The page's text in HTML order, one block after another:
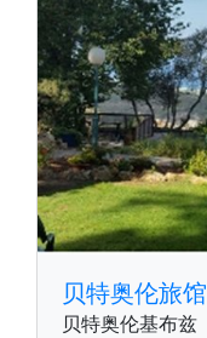
贝特奥伦旅馆
贝特奥伦基布兹